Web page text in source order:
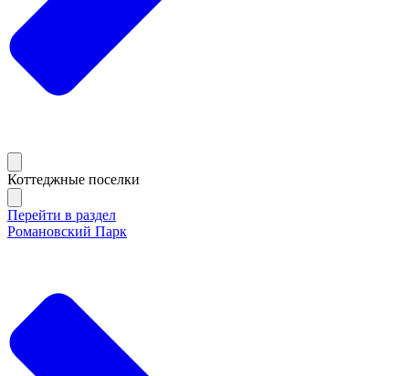
Коттеджные поселки
Перейти в раздел
Романовский Парк